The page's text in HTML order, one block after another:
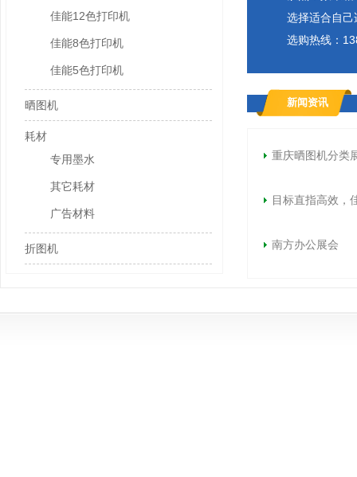
佳能12色打印机
佳能8色打印机
佳能5色打印机
晒图机
耗材
专用墨水
其它耗材
广告材料
折图机
选择适合自
选购热线：
新闻资讯
重庆晒图机分类
目标直指高效，
南方办公展会